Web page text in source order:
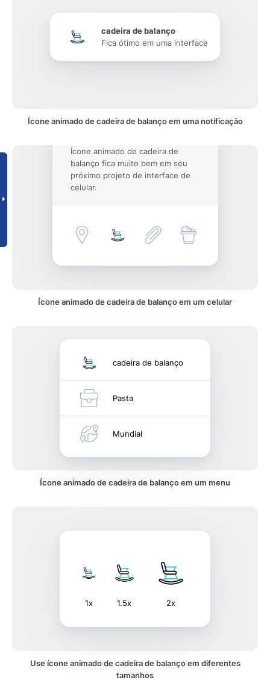
cadeira de balanço
Fica ótimo em uma interface
Ícone animado de cadeira de balanço em uma notificação
Ícone animado de cadeira de
balanço fica muito bem em seu
próximo projeto de interface de
celular.
Ícone animado de cadeira de balanço em um celular
cadeira de balanço
Pasta
Mundial
Ícone animado de cadeira de balanço em um menu
1x 1.5x 2x
Use ícone animado de cadeira de balanço em diferentes
tamanhos